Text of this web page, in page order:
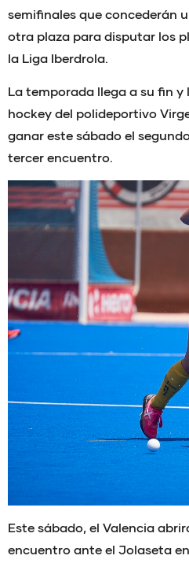
semifinales que concederán
otra plaza para disputar los
la Liga Iberdrola.
La temporada llega a su fin y
hockey del polideportivo
ganar este sábado el
tercer encuentro.
Este sábado, el Valencia
encuentro ante el Jolaseta